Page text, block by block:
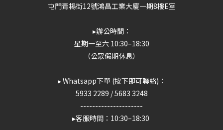
屯門青楊街12號鴻昌工業大廈一期8樓E室
▸辦公時間：
星期一至六 10:30–18:30
（公眾假期休息）
▸ Whatsapp下單 (按下即可聯絡)：
5933 2289 /5683 3248
---------------------
▸客服時間：10:30–18:30